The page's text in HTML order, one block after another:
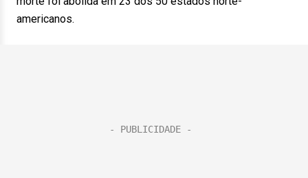
americanos.